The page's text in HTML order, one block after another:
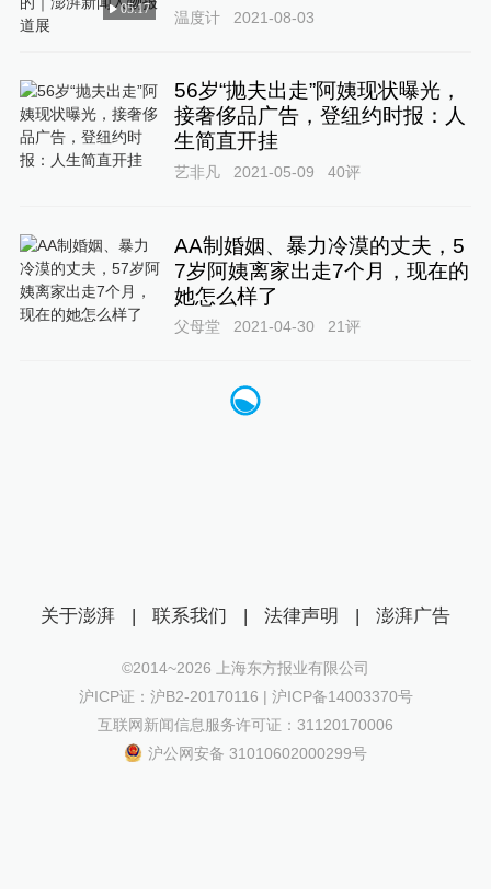
05:17 温度计 2021-08-03
56岁“抛夫出走”阿姨现状曝光，
接奢侈品广告，登纽约时报：人
生简直开挂
艺非凡 2021-05-09 40评
AA制婚姻、暴力冷漠的丈夫，5
7岁阿姨离家出走7个月，现在的
她怎么样了
父母堂 2021-04-30 21评
关于澎湃 | 联系我们 | 法律声明 | 澎湃广告
©2014~2026 上海东方报业有限公司
沪ICP证：沪B2-20170116 | 沪ICP备14003370号
互联网新闻信息服务许可证：31120170006
沪公网安备 31010602000299号